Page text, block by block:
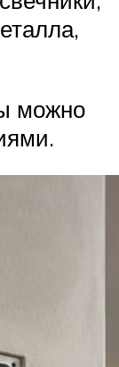
можно